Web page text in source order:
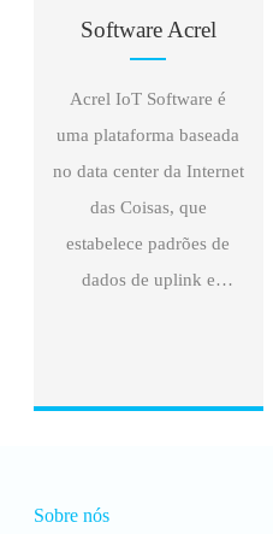
Software Acrel
Acrel IoT Software é
uma plataforma baseada
no data center da Internet
das Coisas, que
estabelece padrões de
dados de uplink e
Sobre nós